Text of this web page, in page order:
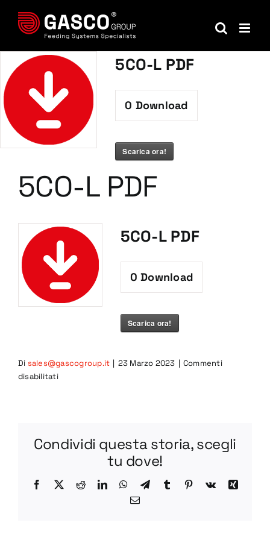
contenuto
5CO-L PDF
0 Download
Scarica ora!
5CO-L PDF
5CO-L PDF
0 Download
Scarica ora!
Di sales@gascogroup.it | 23 Marzo 2023 | Commenti
disabilitatisu
Condividi questa storia, scegli
tu dove!
Facebook
X RedditLinkedInWhatsApp
TelegramTumblr Pinterest
Vk
Xing
Email